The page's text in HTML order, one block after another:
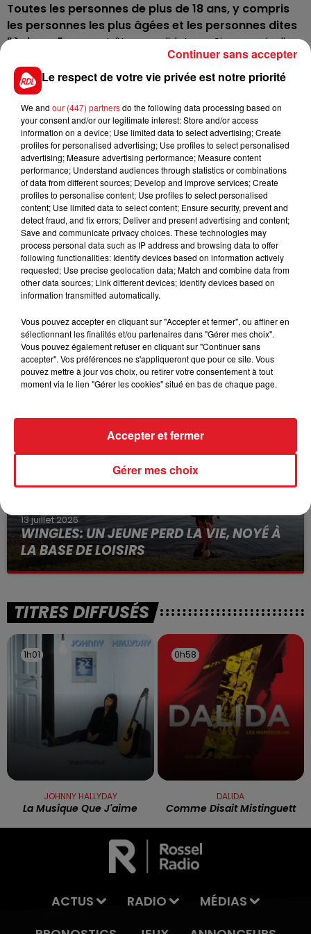
Toutes les personnes de plus de 18 ans, y compris
les personnes les plus âgées et les personnes dites
"à risque"peuvent être candidates. « Si un essai a lieu
dans votre région et qu’il vous correspond, un
médecin vous contactera pour vous proposer d’y
participer, ce que vous pourrez refuser à tout
moment. Les différents essais vont se dérouler sur
environ deux ans, vous pourrez donc être contacté
rapidement ou dans plusieurs mois », précise l’Inserm.
FIL D'ACTUS
15 juillet 2026
BÉTHUNE: ENQUÊTE POUR HOMICIDE
VOLONTAIRE EN COURS, APRÈS LA...
Selon les premiers éléments, le logement servait
13 juillet 2026
WINGLES: UN JEUNE PERD LA VIE, NOYÉ À
LA BASE DE LOISIRS
La victime a coulé à pic
TITRES DIFFUSÉS
1h01
1h01
JOHNNY HALLYDAY
La Musique Que J'aime
0h58
0h58
DALIDA
Comme Disait Mistinguett
ACTUS RADIO
MÉDIAS
Le respect de votre vie privée est notre priorité
We and our (447) partnersdo the following data processing based on
your consent and/or our legitimate interest: Store and/or access
information on a device; Use limited data to select advertising; Create
profiles for personalised advertising; Use profiles to select personalised
advertising; Measure advertising performance; Measure content
performance; Understand audiences through statistics or combinations
of data from different sources; Develop and improve services; Create
profiles to personalise content; Use profiles to select personalised
content; Use limited data to select content; Ensure security, prevent and
detect fraud, and fix errors; Deliver and present advertising and content;
Save and communicate privacy choices. These technologies may
process personal data such as IP address and browsing data to offer
following functionalities: Identify devices based on information actively
requested; Use precise geolocation data; Match and combine data from
other data sources; Link different devices; Identify devices based on
information transmitted automatically.
Vous pouvez accepter en cliquant sur "Accepter et fermer", ou affiner en
sélectionnant les finalités et/ou partenaires dans "Gérer mes choix".
Vous pouvez également refuser en cliquant sur "Continuer sans
accepter". Vos préférences ne s'appliqueront que pour ce site. Vous
pouvez mettre à jour vos choix, ou retirer votre consentement à tout
moment via le lien "Gérer les cookies" situé en bas de chaque page.
Gérer mes choix
Accepter et fermer
Continuer sans accepter